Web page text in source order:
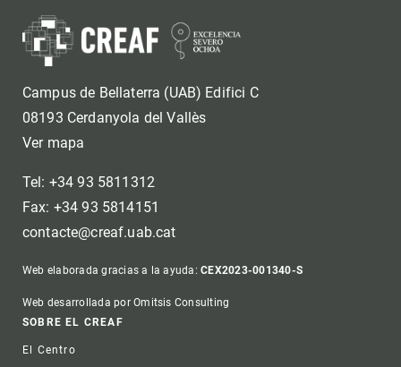
Campus de Bellaterra (UAB) Edifici C
08193 Cerdanyola del Vallès
Ver mapa
Tel: +34 93 5811312
Fax: +34 93 5814151
contacte@creaf.uab.cat
Web elaborada gracias a la ayuda:CEX2023-001340-S
Web desarrollada por Omitsis Consulting
Footer
SOBRE EL CREAF
El Centro